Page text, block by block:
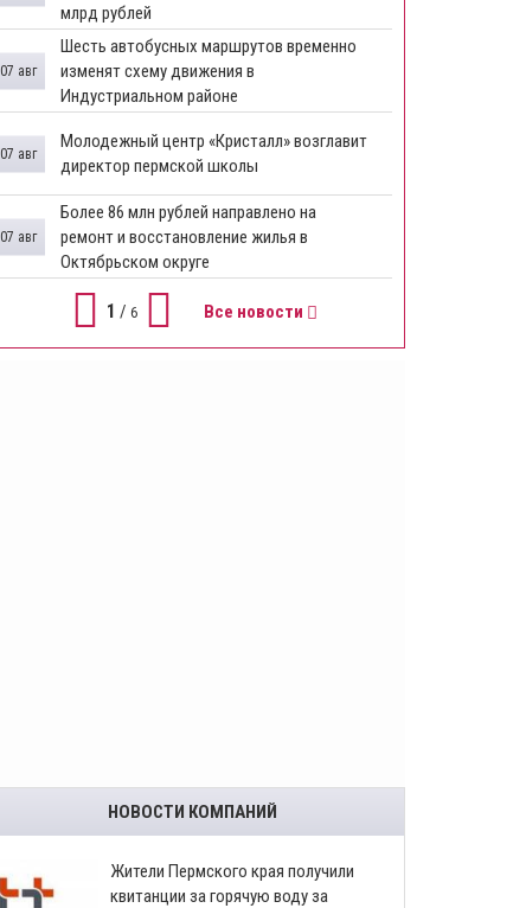
млрд рублей
Шесть автобусных маршрутов временно
изменят схему движения в
Индустриальном районе
07 авг
Молодежный центр «Кристалл» возглавит
директор пермской школы
07 авг
Более 86 млн рублей направлено на
ремонт и восстановление жилья в
Октябрьском округе
07 авг
1 / 6 Все новости
НОВОСТИ КОМПАНИЙ
​Жители Пермского края получили
квитанции за горячую воду за